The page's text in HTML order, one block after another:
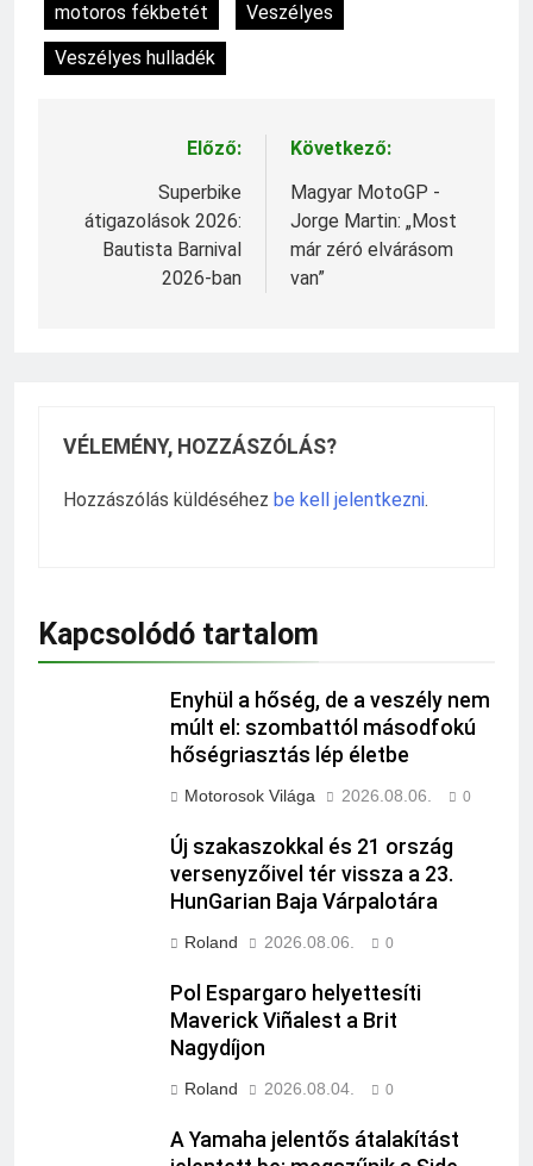
motoros fékbetét
Veszélyes
Veszélyes hulladék
Bejegyzés
navigáció
Előző:
Superbike
átigazolások 2026:
Bautista Barnival
2026-ban
Következő:
Magyar MotoGP -
Jorge Martin: „Most
már zéró elvárásom
van”
VÉLEMÉNY, HOZZÁSZÓLÁS?
Hozzászólás küldéséhez be kell jelentkezni.
Kapcsolódó tartalom
Enyhül a hőség, de a veszély nem
múlt el: szombattól másodfokú
hőségriasztás lép életbe
Motorosok Világa 2026.08.06. 0
Új szakaszokkal és 21 ország
versenyzőivel tér vissza a 23.
HunGarian Baja Várpalotára
Roland 2026.08.06. 0
Pol Espargaro helyettesíti
Maverick Viñalest a Brit
Nagydíjon
Roland 2026.08.04. 0
A Yamaha jelentős átalakítást